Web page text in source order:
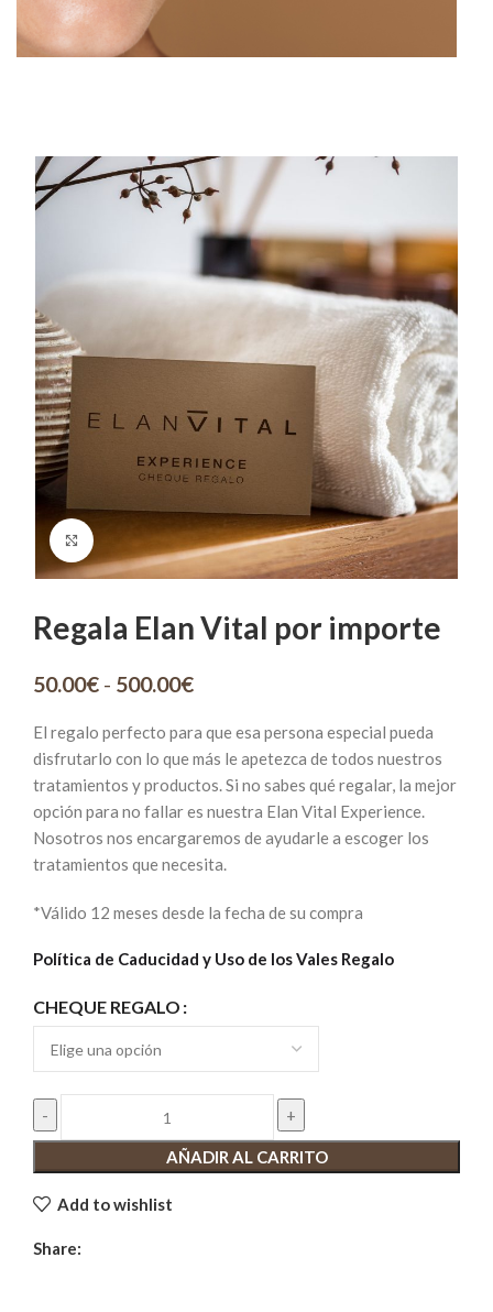
Click to enlarge
Regala Elan Vital por importe
50.00€ - 500.00€Rango
precios:
desde
50.00€
hasta
500.00€
El regalo perfecto para que esa persona especial pueda
disfrutarlo con lo que más le apetezca de todos nuestros
tratamientos y productos. Si no sabes qué regalar, la mejor
opción para no fallar es nuestra Elan Vital Experience.
Nosotros nos encargaremos de ayudarle a escoger los
tratamientos que necesita.
*Válido 12 meses desde la fecha de su compra
Política de Caducidad y Uso de los Vales Regalo
CHEQUE REGALO
Elan
Vital
importe
AÑADIR AL CARRITO
Add to wishlist
Share: